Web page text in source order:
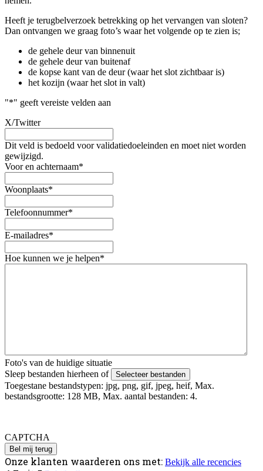
Heeft je terugbelverzoek betrekking op het vervangen van sloten?
Dan ontvangen we graag foto’s waar het volgende op te zien is;
de gehele deur van binnenuit
de gehele deur van buitenaf
de kopse kant van de deur (waar het slot zichtbaar is)
het kozijn (waar het slot in valt)
"*" geeft vereiste velden aan
X/Twitter
Dit veld is bedoeld voor validatiedoeleinden en moet niet worden
gewijzigd.
Voor en achternaam*
Woonplaats*
Telefoonnummer*
E-mailadres*
Hoe kunnen we je helpen*
Foto's van de huidige situatie
Sleep bestanden hierheen of
Selecteer bestanden
Toegestane bestandstypen: jpg, png, gif, jpeg, heif, Max.
bestandsgrootte: 128 MB, Max. aantal bestanden: 4.
CAPTCHA
Onze klanten waarderen ons met: Bekijk alle recencies